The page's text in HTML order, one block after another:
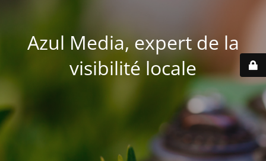
Azul Media, expert de la
visibilité locale